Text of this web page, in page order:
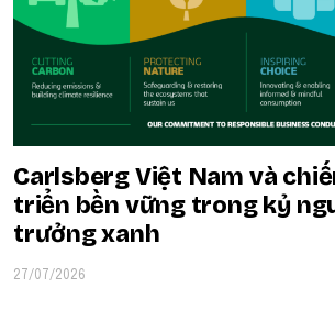
Carlsberg Việt Nam và
triển bền vững trong kỷ
trưởng xanh
27/07/2026